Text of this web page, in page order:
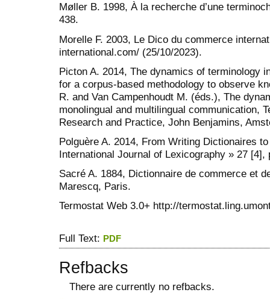
Møller B. 1998, À la recherche d’une
438.
Morelle F. 2003, Le Dico du commerce
international.com/ (25/10/2023).
Picton A. 2014, The dynamics of terminology
for a corpus-based methodology to observe
R. and Van Campenhoudt M. (éds.), The
monolingual and multilingual communication,
Research and Practice, John Benjamins,
Polguère A. 2014, From Writing Dictionaires
International Journal of Lexicography » 27 [4],
Sacré A. 1884, Dictionnaire de commerce et
Marescq, Paris.
Termostat Web 3.0+ http://
Full Text: PDF
Refbacks
There are currently no refbacks.